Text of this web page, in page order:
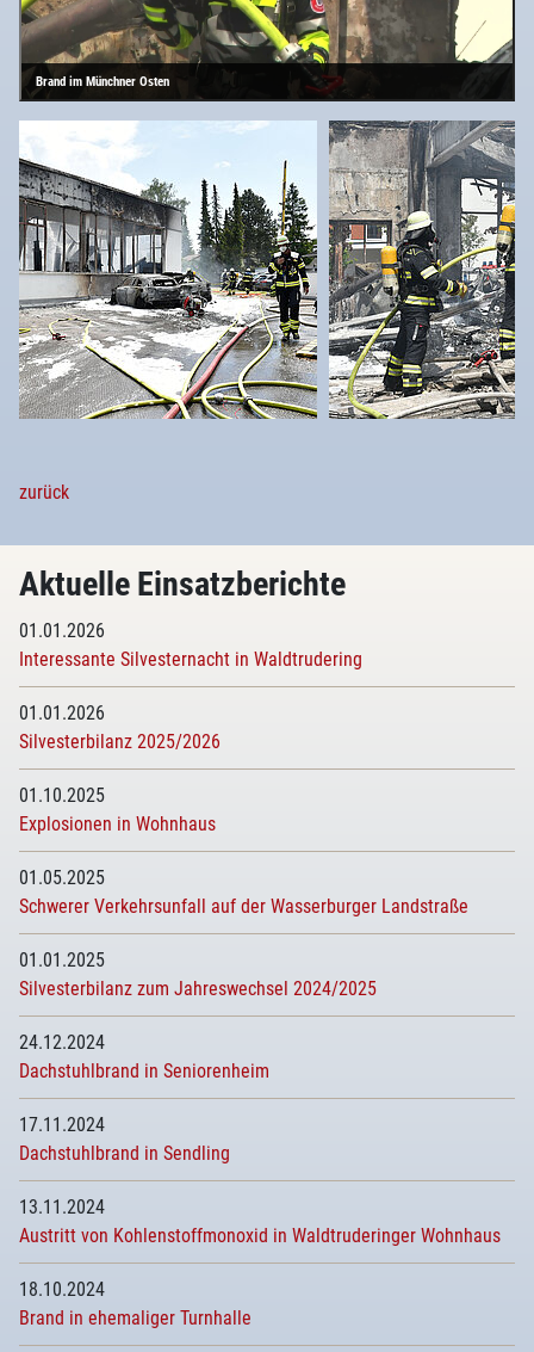
Brand im Münchner Osten
zurück
Aktuelle Einsatzberichte
01.01.2026
Interessante Silvesternacht in Waldtrudering
01.01.2026
Silvesterbilanz 2025/2026
01.10.2025
Explosionen in Wohnhaus
01.05.2025
Schwerer Verkehrsunfall auf der Wasserburger Landstraße
01.01.2025
Silvesterbilanz zum Jahreswechsel 2024/2025
24.12.2024
Dachstuhlbrand in Seniorenheim
17.11.2024
Dachstuhlbrand in Sendling
13.11.2024
Austritt von Kohlenstoffmonoxid in Waldtruderinger Wohnhaus
18.10.2024
Brand in ehemaliger Turnhalle